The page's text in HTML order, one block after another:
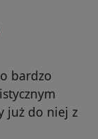
bardzo
już do niej z